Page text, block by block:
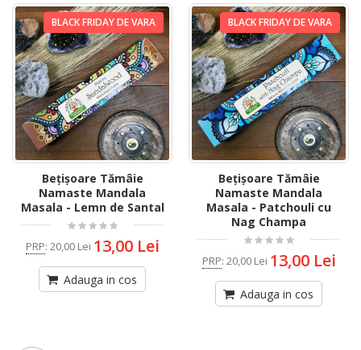
BLACK FRIDAY DE VARA
Bețișoare Tămâie
Namaste Mandala
Masala - Lemn de Santal
PRP: 20,00 Lei 13,00 Lei
Adauga in cos
BLACK FRIDAY DE VARA
Bețișoare Tămâie
Namaste Mandala
Masala - Patchouli cu
Nag Champa
PRP: 20,00 Lei 13,00 Lei
Adauga in cos